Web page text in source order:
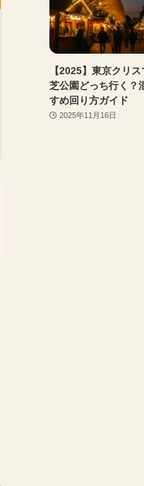
【2025】東京クリ
芝公園どっち行く？
すめ回り方ガイド
2025年11月16日